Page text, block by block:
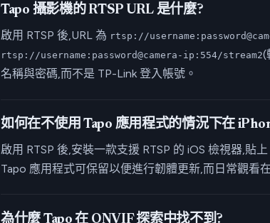
Tapo 攝影機的 RTSP URL 是什麼?
啟用 RTSP 後,URL 為 rtsp://
rtsp://username:password@camera-ip:554/stream2(
名稱與密碼,而不是 TP-Link 登入帳號。
如何在不使用 Tapo 應用程式的情況下在
啟用 RTSP 後,安裝一款支援 RTSP 的 iOS 檢視器,貼上
Tapo 應用程式可保留以便進行韌體更新,而日常觀看
為什麼 Tapo 在 ONVIF 探索中找不到?